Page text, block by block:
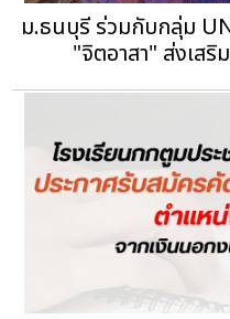
ม.ธนบุรี ร่วมกับกลุ่ม
"จิตอาสา" ส่งเสริ